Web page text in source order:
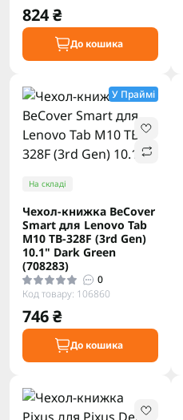
824 ₴
До кошика
У Праймі
На складі
Чехол-книжка BeCover
Smart для Lenovo Tab
M10 TB-328F (3rd Gen)
10.1" Dark Green
(708283)
0
Код товару: 106860
746 ₴
До кошика